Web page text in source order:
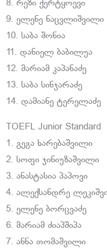
8. რეზი ქერტყოევი
9. ელენე ნაცვლიშვილი
10. საბა შონია
11. დანიელ ბაბილუა
12. მარიამ კაპანაძე
13. საბა სინჯარაძე
14. დამიანე ტერელაძე
TOEFL Junior Standard
1. გეგა ხარებაშვილი
2. სოფი ჯინიუზაშვილი
3. ანასტასია პაპოვი
4. ალექსანდრე
5. ელენე ბორცვაძე
6. მარიამ ძიაპშიპა
7. ანნა თომაშვილი